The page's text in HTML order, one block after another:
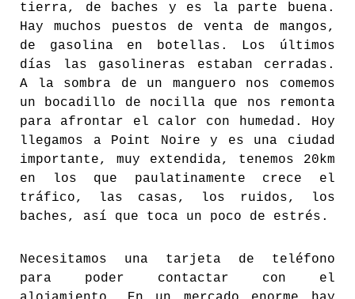
tierra, de baches y es la parte buena.
Hay muchos puestos de venta de mangos,
de gasolina en botellas. Los últimos
días las gasolineras estaban cerradas.
A la sombra de un manguero nos comemos
un bocadillo de nocilla que nos remonta
para afrontar el calor con humedad. Hoy
llegamos a Point Noire y es una ciudad
importante, muy extendida, tenemos 20km
en los que paulatinamente crece el
tráfico, las casas, los ruidos, los
baches, así que toca un poco de estrés.
Necesitamos una tarjeta de teléfono
para poder contactar con el